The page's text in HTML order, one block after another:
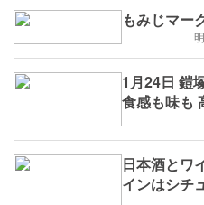
もみじマー
1月24日 鎧
食感も味も
院でした
た。
日本酒とワ
インはシチ